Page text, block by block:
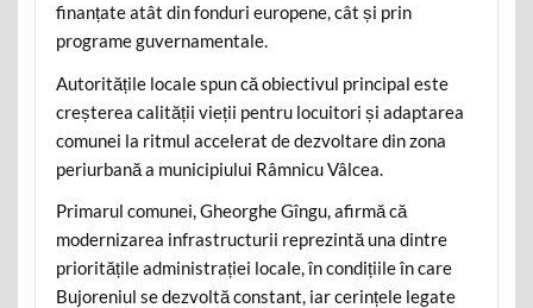
finanțate atât din fonduri europene, cât și prin
programe guvernamentale.
Autoritățile locale spun că obiectivul principal este
creșterea calității vieții pentru locuitori și adaptarea
comunei la ritmul accelerat de dezvoltare din zona
periurbană a municipiului Râmnicu Vâlcea.
Primarul comunei, Gheorghe Gîngu, afirmă că
modernizarea infrastructurii reprezintă una dintre
prioritățile administrației locale, în condițiile în care
Bujoreniul se dezvoltă constant, iar cerințele legate